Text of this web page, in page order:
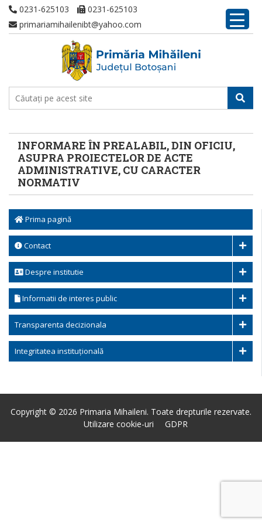
0231-625103
0231-625103
primariamihailenibt@yahoo.com
INFORMARE ÎN PREALABIL, DIN OFICIU,
ASUPRA PROIECTELOR DE ACTE
ADMINISTRATIVE, CU CARACTER
NORMATIV
Prima pagină
Contact
Despre institutie
Informatii de interes public
Transparenta decizionala
Integritatea instituțională
Copyright © 2026 Primaria Mihaileni. Toate drepturile rezervate.
Utilizare cookie-uri
GDPR